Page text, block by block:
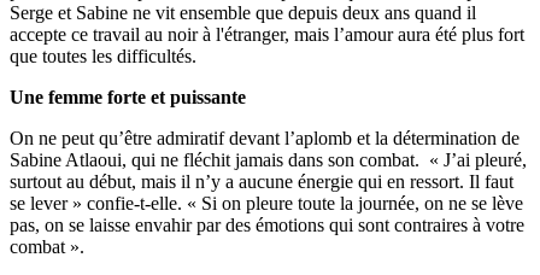
Serge et Sabine ne vit ensemble que depuis deux ans quand il
accepte ce travail au noir à l'étranger, mais l’amour aura été plus fort
que toutes les difficultés.
Une femme forte et puissante
On ne peut qu’être admiratif devant l’aplomb et la détermination de
Sabine Atlaoui, qui ne fléchit jamais dans son combat. « J’ai pleuré,
surtout au début, mais il n’y a aucune énergie qui en ressort. Il faut
se lever » confie-t-elle. « Si on pleure toute la journée, on ne se lève
pas, on se laisse envahir par des émotions qui sont contraires à votre
combat ».